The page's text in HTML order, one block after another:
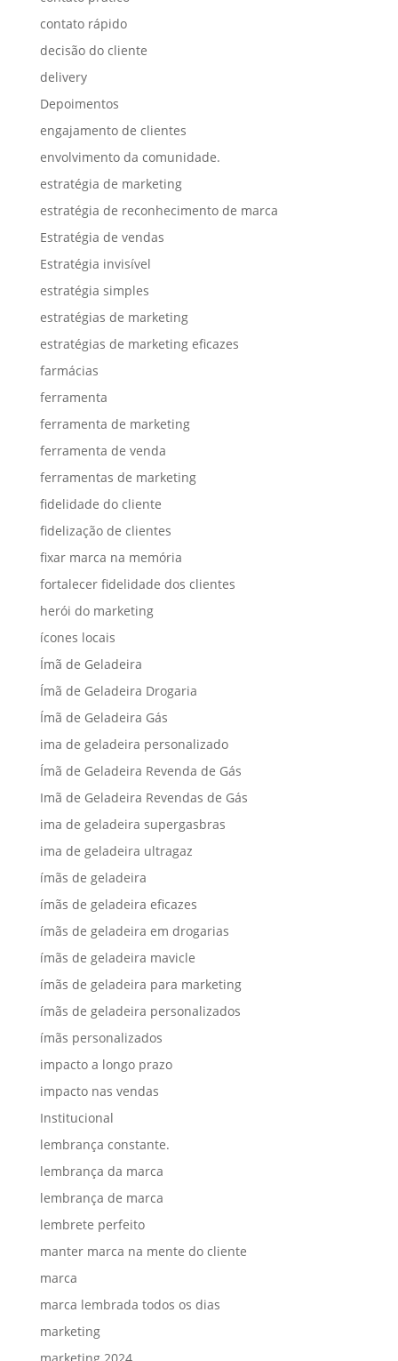
contato rápido
decisão do cliente
delivery
Depoimentos
engajamento de clientes
envolvimento da comunidade.
estratégia de marketing
estratégia de reconhecimento de marca
Estratégia de vendas
Estratégia invisível
estratégia simples
estratégias de marketing
estratégias de marketing eficazes
farmácias
ferramenta
ferramenta de marketing
ferramenta de venda
ferramentas de marketing
fidelidade do cliente
fidelização de clientes
fixar marca na memória
fortalecer fidelidade dos clientes
herói do marketing
ícones locais
Ímã de Geladeira
Ímã de Geladeira Drogaria
Ímã de Geladeira Gás
ima de geladeira personalizado
Ímã de Geladeira Revenda de Gás
Imã de Geladeira Revendas de Gás
ima de geladeira supergasbras
ima de geladeira ultragaz
ímãs de geladeira
ímãs de geladeira eficazes
ímãs de geladeira em drogarias
ímãs de geladeira mavicle
ímãs de geladeira para marketing
ímãs de geladeira personalizados
ímãs personalizados
impacto a longo prazo
impacto nas vendas
Institucional
lembrança constante.
lembrança da marca
lembrança de marca
lembrete perfeito
manter marca na mente do cliente
marca
marca lembrada todos os dias
marketing